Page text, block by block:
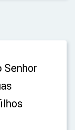
Senhor